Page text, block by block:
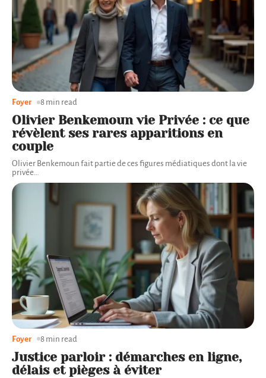
Olivier Benkemoun vie Privée : ce que
révèlent ses rares apparitions en
couple
Olivier Benkemoun fait partie de ces figures médiatiques dont la vie
privée…
Foyer 8 min read
Justice parloir : démarches en ligne,
délais et pièges à éviter
Foyer 8 min read